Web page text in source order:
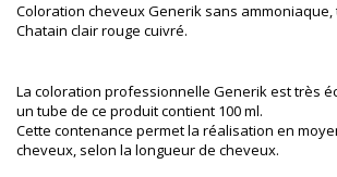
Coloration cheveux Generik sans ammoniaque,
Chatain clair rouge cuivré.
La coloration professionnelle Generik est très
un tube de ce produit contient 100 ml.
Cette contenance permet la réalisation en
cheveux, selon la longueur de cheveux.